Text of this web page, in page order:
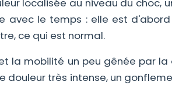
localisée au niveau du choc,
avec le temps : elle est
ce qui est normal.
la mobilité un peu gênée par la
douleur très intense, un